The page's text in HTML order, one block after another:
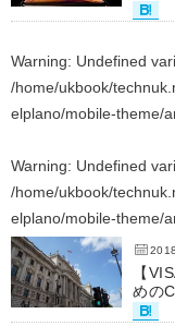
Warning: Undefined
/home/ukbook/
elplano/mobile-theme/
Warning: Undefined
/home/ukbook/
elplano/mobile-theme/
【
めの